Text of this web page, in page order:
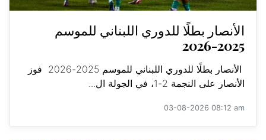
الأنصار بطلًا للدوري اللبناني للموسم
2025-2026
الأنصار بطلًا للدوري اللبناني للموسم 2025-2026 فوز
الأنصار على النجمة 2-1، في الجولة ال...
03-08-2026 08:12 am